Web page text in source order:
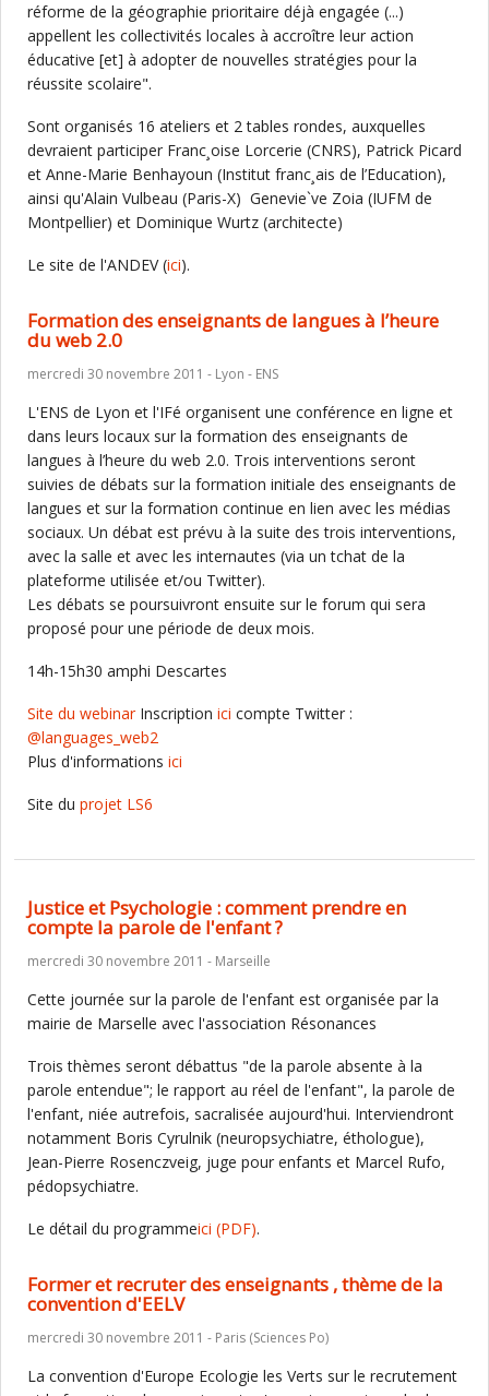
réforme de la géographie prioritaire déjà engagée (...)
appellent les collectivités locales à accroître leur action
éducative [et] à adopter de nouvelles stratégies pour la
réussite scolaire".
Sont organisés 16 ateliers et 2 tables rondes, auxquelles
devraient participer Franc¸oise Lorcerie (CNRS), Patrick Picard
et Anne-Marie Benhayoun (Institut franc¸ais de l’Education),
ainsi qu'Alain Vulbeau (Paris-X) Genevie`ve Zoia (IUFM de
Montpellier) et Dominique Wurtz (architecte)
Le site de l'ANDEV (ici).
Formation des enseignants de langues à l’heure
du web 2.0
mercredi 30 novembre 2011 - Lyon - ENS
L'ENS de Lyon et l'IFé organisent une conférence en ligne et
dans leurs locaux sur la formation des enseignants de
langues à l’heure du web 2.0. Trois interventions seront
suivies de débats sur la formation initiale des enseignants de
langues et sur la formation continue en lien avec les médias
sociaux. Un débat est prévu à la suite des trois interventions,
avec la salle et avec les internautes (via un tchat de la
plateforme utilisée et/ou Twitter).
Les débats se poursuivront ensuite sur le forum qui sera
proposé pour une période de deux mois.
14h-15h30 amphi Descartes
Site du webinarInscription ici compte Twitter :
@languages_web2
Plus d'informations ici
Site du projet LS6
Justice et Psychologie : comment prendre en
compte la parole de l'enfant ?
mercredi 30 novembre 2011 - Marseille
Cette journée sur la parole de l'enfant est organisée par la
mairie de Marselle avec l'association Résonances
Trois thèmes seront débattus "de la parole absente à la
parole entendue"; le rapport au réel de l'enfant", la parole de
l'enfant, niée autrefois, sacralisée aujourd'hui. Interviendront
notamment Boris Cyrulnik (neuropsychiatre, éthologue),
Jean-Pierre Rosenczveig, juge pour enfants et Marcel Rufo,
pédopsychiatre.
Le détail du programmeici (PDF).
Former et recruter des enseignants , thème de la
convention d'EELV
mercredi 30 novembre 2011 - Paris (Sciences Po)
La convention d'Europe Ecologie les Verts sur le recrutement